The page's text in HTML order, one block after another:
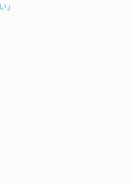
」